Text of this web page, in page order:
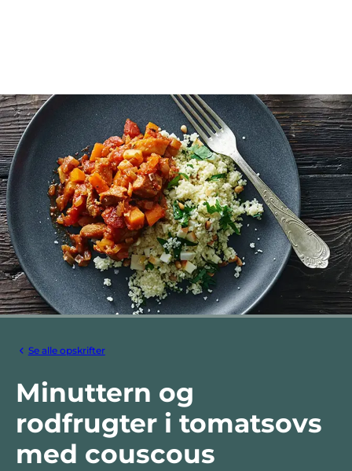
Se alle opskrifter
Minuttern og
rodfrugter i tomatsovs
med couscous